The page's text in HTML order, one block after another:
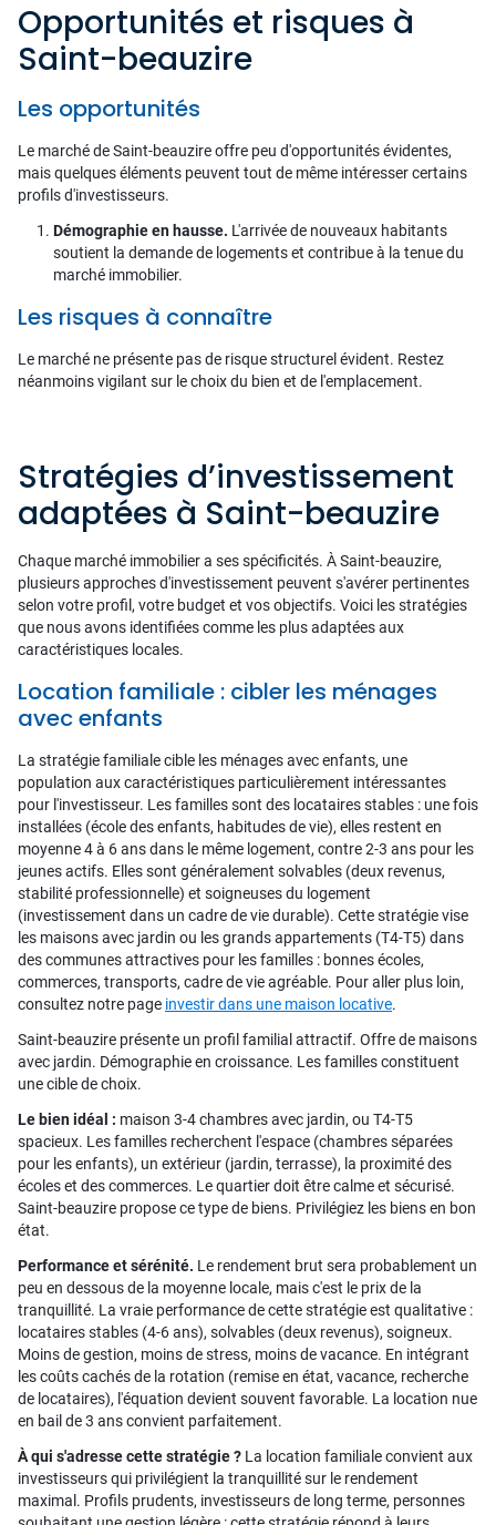
Opportunités et risques à
Saint-beauzire
Les opportunités
Le marché de Saint-beauzire offre peu d'opportunités évidentes,
mais quelques éléments peuvent tout de même intéresser certains
profils d'investisseurs.
Démographie en hausse. L'arrivée de nouveaux habitants
soutient la demande de logements et contribue à la tenue du
marché immobilier.
Les risques à connaître
Le marché ne présente pas de risque structurel évident. Restez
néanmoins vigilant sur le choix du bien et de l'emplacement.
Stratégies d’investissement
adaptées à Saint-beauzire
Chaque marché immobilier a ses spécificités. À Saint-beauzire,
plusieurs approches d'investissement peuvent s'avérer pertinentes
selon votre profil, votre budget et vos objectifs. Voici les stratégies
que nous avons identifiées comme les plus adaptées aux
caractéristiques locales.
Location familiale : cibler les ménages
avec enfants
La stratégie familiale cible les ménages avec enfants, une
population aux caractéristiques particulièrement intéressantes
pour l'investisseur. Les familles sont des locataires stables : une fois
installées (école des enfants, habitudes de vie), elles restent en
moyenne 4 à 6 ans dans le même logement, contre 2-3 ans pour les
jeunes actifs. Elles sont généralement solvables (deux revenus,
stabilité professionnelle) et soigneuses du logement
(investissement dans un cadre de vie durable). Cette stratégie vise
les maisons avec jardin ou les grands appartements (T4-T5) dans
des communes attractives pour les familles : bonnes écoles,
commerces, transports, cadre de vie agréable. Pour aller plus loin,
consultez notre page investir dans une maison locative.
Saint-beauzire présente un profil familial attractif. Offre de maisons
avec jardin. Démographie en croissance. Les familles constituent
une cible de choix.
Le bien idéal : maison 3-4 chambres avec jardin, ou T4-T5
spacieux. Les familles recherchent l'espace (chambres séparées
pour les enfants), un extérieur (jardin, terrasse), la proximité des
écoles et des commerces. Le quartier doit être calme et sécurisé.
Saint-beauzire propose ce type de biens. Privilégiez les biens en bon
état.
Performance et sérénité. Le rendement brut sera probablement un
peu en dessous de la moyenne locale, mais c'est le prix de la
tranquillité. La vraie performance de cette stratégie est qualitative :
locataires stables (4-6 ans), solvables (deux revenus), soigneux.
Moins de gestion, moins de stress, moins de vacance. En intégrant
les coûts cachés de la rotation (remise en état, vacance, recherche
de locataires), l'équation devient souvent favorable. La location nue
en bail de 3 ans convient parfaitement.
À qui s'adresse cette stratégie ? La location familiale convient aux
investisseurs qui privilégient la tranquillité sur le rendement
maximal. Profils prudents, investisseurs de long terme, personnes